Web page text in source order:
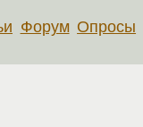
Форум Опросы